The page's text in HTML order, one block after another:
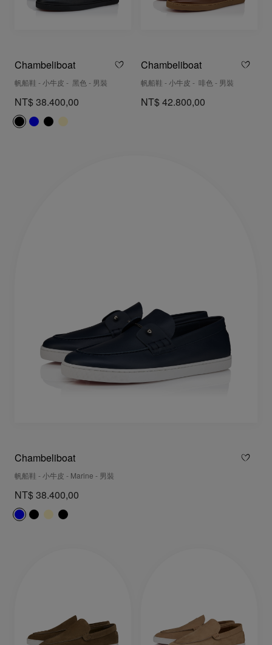
Chambeliboat
帆船鞋 - 小牛皮 - 黑色 - 男裝
NT$ 38.400,00
Chambeliboat
帆船鞋 - 小牛皮 - 啡色 - 男裝
NT$ 42.800,00
Chambeliboat
帆船鞋 - 小牛皮 - Marine - 男裝
NT$ 38.400,00